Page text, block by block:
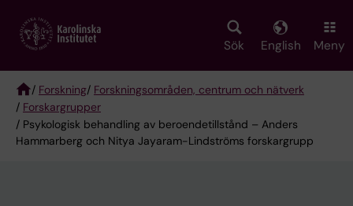
main
Sök English Meny
Breadcrumb
/ Forskning/ Forskningsområden, centrum och nätverk
/ Forskargrupper
/ Psykologisk behandling av beroendetillstånd – Anders
Hammarberg och Nitya Jayaram-Lindströms forskargrupp